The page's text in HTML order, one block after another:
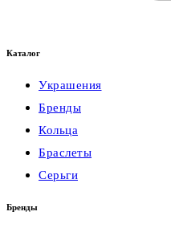
Каталог
Украшения
Бренды
Кольца
Браслеты
Серьги
Бренды